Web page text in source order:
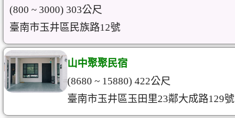
(800 ~ 3000) 303公尺
臺南市玉井區民族路12號
山中聚聚民宿
(8680 ~ 15880) 422公尺
臺南市玉井區玉田里23鄰大成路129號